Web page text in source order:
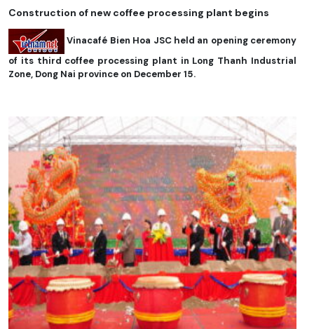
Construction of new coffee processing plant begins
Vinacafé Bien Hoa JSC held an opening ceremony
of its third coffee processing plant in Long Thanh Industrial
Zone, Dong Nai province on December 15.